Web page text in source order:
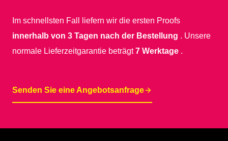
Im schnellsten Fall liefern wir die ersten Proofs
innerhalb von 3 Tagen nach der Bestellung . Unsere
normale Lieferzeitgarantie beträgt7 Werktage .
Senden Sie eine Angebotsanfrage